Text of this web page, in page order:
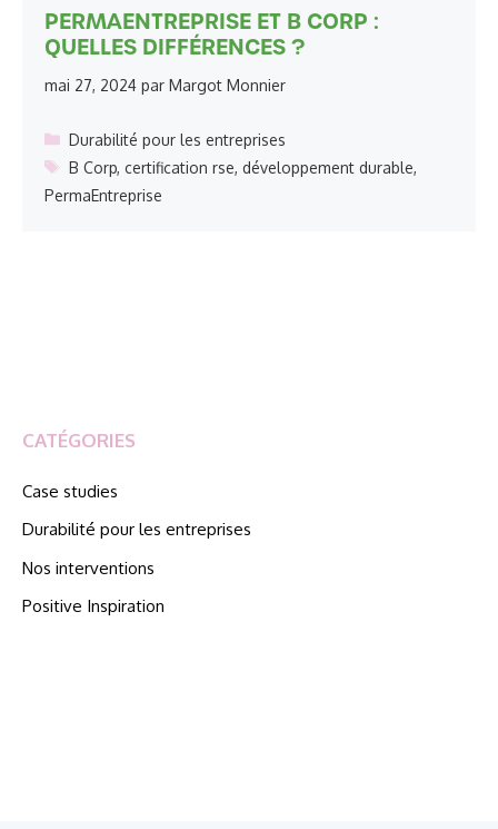
PERMAENTREPRISE ET B CORP :
QUELLES DIFFÉRENCES ?
mai 27, 2024 par Margot Monnier
Catégories
Durabilité pour les entreprises
Étiquettes
B Corp,certification rse,développement durable,
PermaEntreprise
CATÉGORIES
Case studies
Durabilité pour les entreprises
Nos interventions
Positive Inspiration